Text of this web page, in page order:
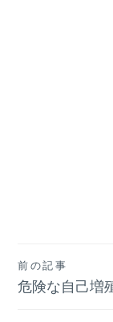
投
稿
前の記事
危険な自己増